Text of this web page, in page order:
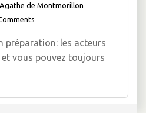
Agathe de Montmorillon
préparation: les acteurs
vous pouvez toujours